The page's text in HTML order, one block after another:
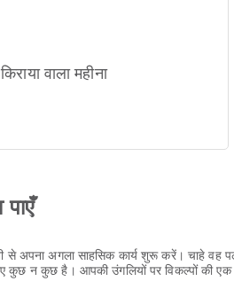
वाला महीना
अगला साहसिक कार्य शुरू करें। चाहे वह
कुछ न कुछ है। आपकी उंगलियों पर विकल्पों